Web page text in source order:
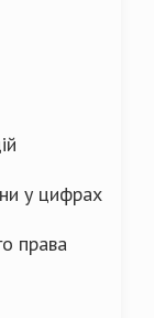
у цифрах
права